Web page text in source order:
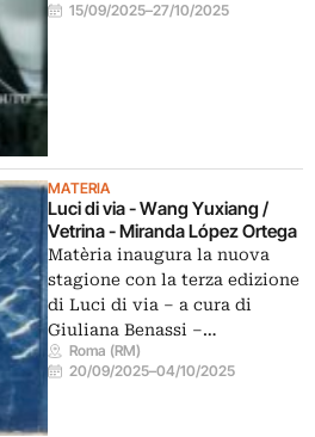
15/09/2025–27/10/2025
MATERIA
Luci di via - Wang Yuxiang /
Vetrina - Miranda López Ortega
Matèria inaugura la nuova
stagione con la terza edizione
di Luci di via – a cura di
Giuliana Benassi –…
Roma (RM)
20/09/2025–04/10/2025